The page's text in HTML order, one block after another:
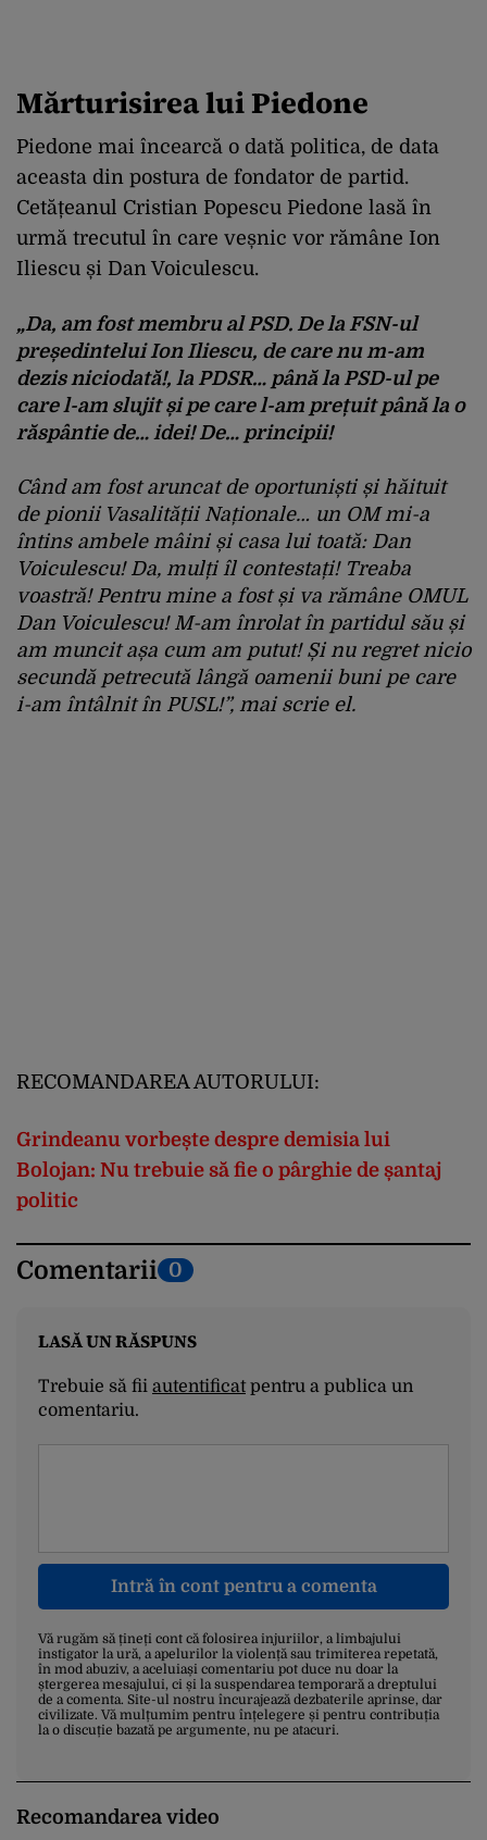
Mărturisirea lui Piedone
Piedone mai încearcă o dată politica, de data
aceasta din postura de fondator de partid.
Cetățeanul Cristian Popescu Piedone lasă în
urmă trecutul în care veșnic vor rămâne Ion
Iliescu și Dan Voiculescu.
„Da, am fost membru al PSD. De la FSN-ul
președintelui Ion Iliescu, de care nu m-am
dezis niciodată!, la PDSR… până la PSD-ul pe
care l-am slujit și pe care l-am prețuit până la o
răspântie de… idei! De… principii!
Când am fost aruncat de oportuniști și hăituit
de pionii Vasalității Naționale… un OM mi-a
întins ambele mâini și casa lui toată: Dan
Voiculescu! Da, mulți îl contestați! Treaba
voastră! Pentru mine a fost și va rămâne OMUL
Dan Voiculescu! M-am înrolat în partidul său și
am muncit așa cum am putut! Și nu regret nicio
secundă petrecută lângă oamenii buni pe care
i-am întâlnit în PUSL!”, mai scrie el.
RECOMANDAREA AUTORULUI:
Grindeanu vorbește despre demisia lui
Bolojan: Nu trebuie să fie o pârghie de șantaj
politic
Comentarii 0
LASĂ UN RĂSPUNS
Trebuie să fii autentificatpentru a publica un
comentariu.
Intră în cont pentru a comenta
Vă rugăm să țineți cont că folosirea injuriilor, a limbajului
instigator la ură, a apelurilor la violență sau trimiterea repetată,
în mod abuziv, a aceluiași comentariu pot duce nu doar la
ștergerea mesajului, ci și la suspendarea temporară a dreptului
de a comenta. Site-ul nostru încurajează dezbaterile aprinse, dar
civilizate. Vă mulțumim pentru înțelegere și pentru contribuția
la o discuție bazată pe argumente, nu pe atacuri.
Recomandarea video